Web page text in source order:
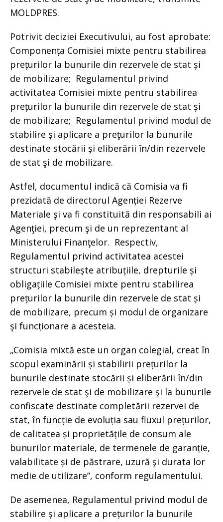
MOLDPRES.
Potrivit deciziei Executivului, au fost aprobate:
Componența Comisiei mixte pentru stabilirea
prețurilor la bunurile din rezervele de stat și
de mobilizare; Regulamentul privind
activitatea Comisiei mixte pentru stabilirea
prețurilor la bunurile din rezervele de stat și
de mobilizare; Regulamentul privind modul de
stabilire și aplicare a preţurilor la bunurile
destinate stocării și eliberării în/din rezervele
de stat şi de mobilizare.
Astfel, documentul indică că Comisia va fi
prezidată de directorul Agenției Rezerve
Materiale şi va fi constituită din responsabili ai
Agenţiei, precum şi de un reprezentant al
Ministerului Finanţelor. Respectiv,
Regulamentul privind activitatea acestei
structuri stabilește atribuțiile, drepturile și
obligațiile Comisiei mixte pentru stabilirea
prețurilor la bunurile din rezervele de stat și
de mobilizare, precum și modul de organizare
şi funcționare a acesteia.
„Comisia mixtă este un organ colegial, creat în
scopul examinării și stabilirii prețurilor la
bunurile destinate stocării și eliberării în/din
rezervele de stat şi de mobilizare şi la bunurile
confiscate destinate completării rezervei de
stat, în funcție de evoluția sau fluxul prețurilor,
de calitatea și proprietățile de consum ale
bunurilor materiale, de termenele de garanție,
valabilitate și de păstrare, uzură şi durata lor
medie de utilizare”, conform regulamentului.
De asemenea, Regulamentul privind modul de
stabilire și aplicare a prețurilor la bunurile